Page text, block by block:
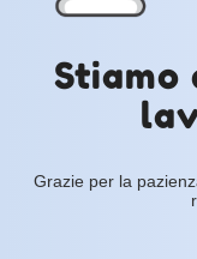
Grazie per la